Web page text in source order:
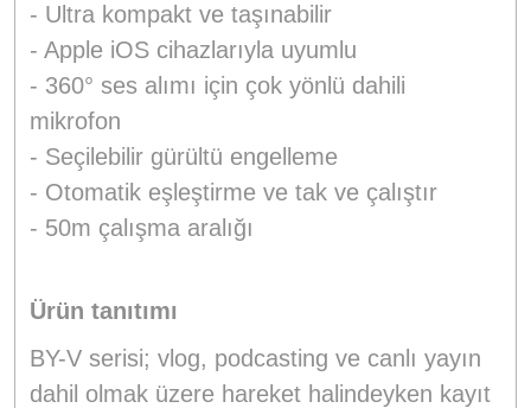
- Ultra kompakt ve taşınabilir
- Apple iOS cihazlarıyla uyumlu
- 360° ses alımı için çok yönlü dahili
mikrofon
- Seçilebilir gürültü engelleme
- Otomatik eşleştirme ve tak ve çalıştır
- 50m çalışma aralığı
Ürün tanıtımı
BY-V serisi; vlog, podcasting ve canlı yayın
dahil olmak üzere hareket halindeyken kayıt